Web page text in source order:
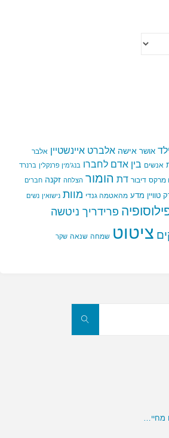
אושר אישה אלברט איינשטיין אלבר
אנשים בין אדם לחברו בנג'מין פרנקלין ברנרד
מרקס דיבור דת הומור הצלחה זקנה חברים
טוויין מדע מהאטמה גנדי מוות נישואין נשים
פרידריך ניטשה
ציטוט שמחה שנאה שקר
חפשו